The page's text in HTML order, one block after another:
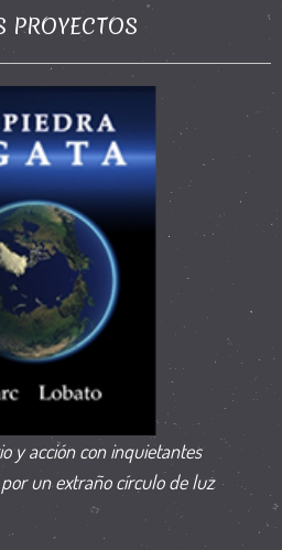
PROYECTOS
y acción con inquietantes
un extraño círculo de luz